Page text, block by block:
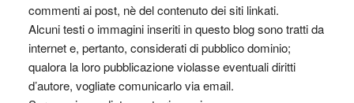
commenti ai post, nè del contenuto dei siti linkati.
Alcuni testi o immagini inseriti in questo blog sono tratti da
internet e, pertanto, considerati di pubblico dominio;
qualora la loro pubblicazione violasse eventuali diritti
d’autore, vogliate comunicarlo via email.